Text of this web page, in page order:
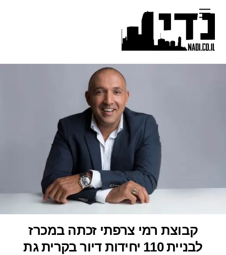
content
Menu
קבוצת רמי צרפתי זכתה במכרז
לבניית 110 יחידות דיור בקרית גת